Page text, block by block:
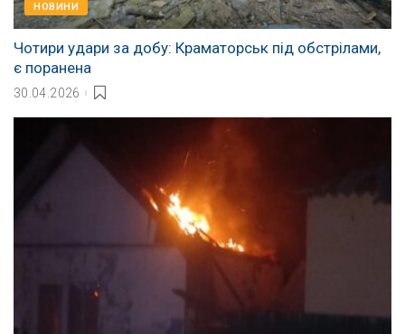
НОВИНИ
Чотири удари за добу: Краматорськ під обстрілами,
є поранена
30.04.2026